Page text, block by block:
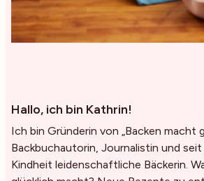
Hallo, ich bin Kathrin!
Ich bin Gründerin von „Backen macht
Backbuchautorin, Journalistin und seit
Kindheit leidenschaftliche Bäckerin.